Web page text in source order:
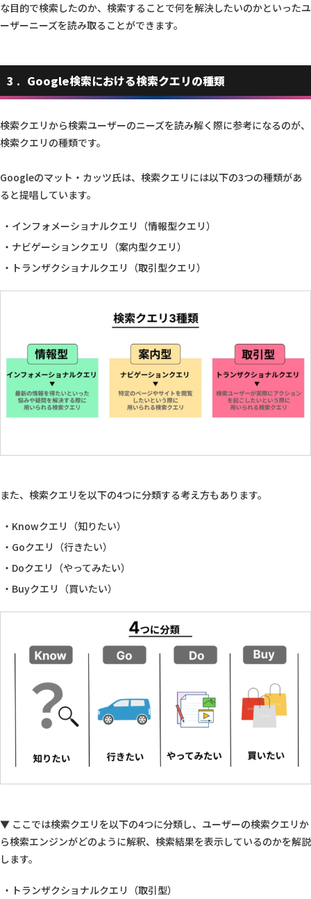
な目的で検索したのか、検索することで何を解決したいのかといったユ
ーザーニーズを読み取ることができます。
3 Google検索における検索クエリの種類
検索クエリから検索ユーザーのニーズを読み解く際に参考になるのが、
検索クエリの種類です。
Googleのマット・カッツ氏は、検索クエリには以下の3つの種類があ
ると提唱しています。
インフォメーショナルクエリ（情報型クエリ）
ナビゲーションクエリ（案内型クエリ）
トランザクショナルクエリ（取引型クエリ）
また、検索クエリを以下の4つに分類する考え方もあります。
Knowクエリ（知りたい）
Goクエリ（行きたい）
Doクエリ（やってみたい）
Buyクエリ（買いたい）
▼ ここでは検索クエリを以下の4つに分類し、ユーザーの検索クエリか
ら検索エンジンがどのように解釈、検索結果を表示しているのかを解説
します。
トランザクショナルクエリ（取引型）